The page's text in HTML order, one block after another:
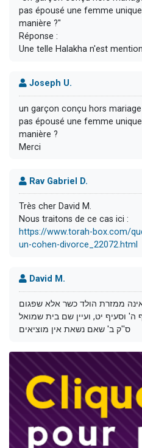
pas épousé une femme
manière ?"
Réponse :
Une telle Halakha n'est
Joseph U.
un garçon conçu hors
pas épousé une femme
manière ?
Merci
Rav Gabriel D.
Très cher David M.
Nous traitons de ce cas ici :
https://www.torah-box.com/
un-cohen-divorce_22072.html
David M.
ממזרת הולד כשר אלא שפגום
ה' וסעיף יט, ועיין שם בית שמואל
ס''ק ב' שאם נשאת אין מוציאים